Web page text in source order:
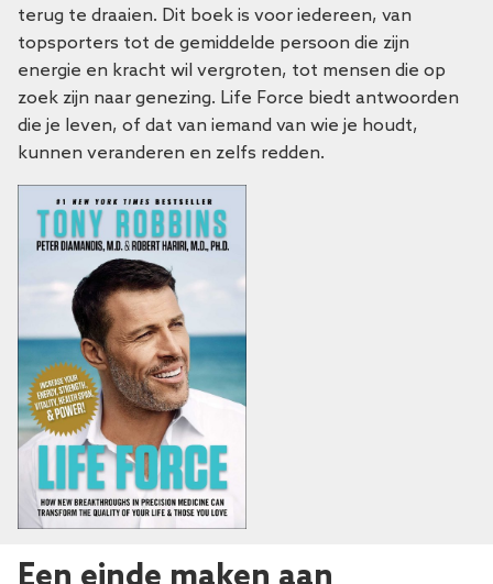
terug te draaien. Dit boek is voor iedereen, van
topsporters tot de gemiddelde persoon die zijn
energie en kracht wil vergroten, tot mensen die op
zoek zijn naar genezing. Life Force biedt antwoorden
die je leven, of dat van iemand van wie je houdt,
kunnen veranderen en zelfs redden.